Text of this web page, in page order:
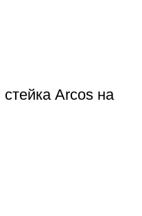
Arcos на